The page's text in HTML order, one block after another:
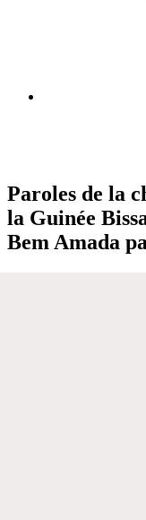
Paroles de la
la Guinée
Bem Amada